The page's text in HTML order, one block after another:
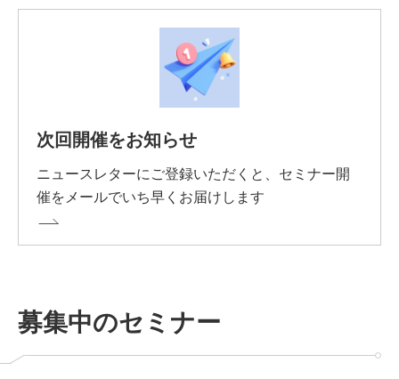
次回開催をお知らせ
ニュースレターにご登録いただくと、セミナー開
催をメールでいち早くお届けします
募集中のセミナー